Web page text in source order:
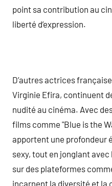
point sa contribution au
liberté d’expression.
D’autres actrices
Virginie Efira, continuent
nudité au cinéma. Avec
films comme "Blue is the
apportent une profondeur
sexy, tout en jonglant
sur des plateformes
incarnent la diversité et la